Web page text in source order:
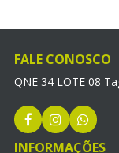
FALE CONOSCO
QNE 34 LOTE 08
INFORMAÇÕES